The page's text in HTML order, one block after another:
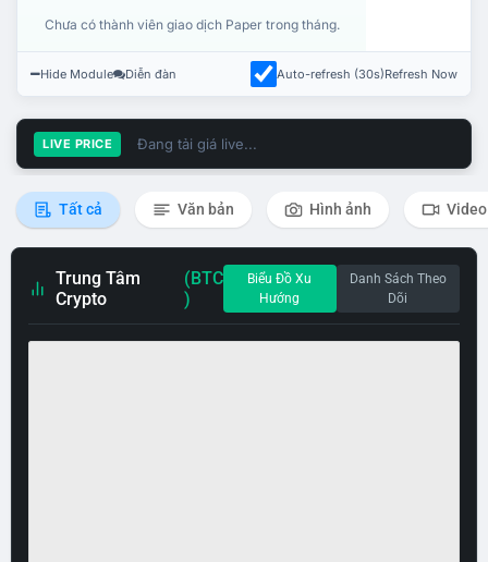
Chưa có thành viên giao dịch Paper trong tháng.
Hide Module Diễn đàn Auto-refresh (30s)Refresh Now
LIVE PRICE Đang tải giá live...
Tất cả Văn bản Hình ảnh Video
Trung Tâm
Crypto
(BTC
)
Biểu Đồ Xu
Hướng
Danh Sách Theo
Dõi